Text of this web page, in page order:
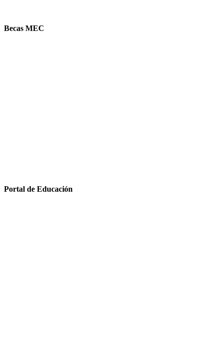
Becas MEC
Portal de Educación